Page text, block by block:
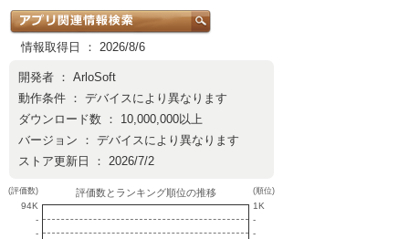
情報取得日 ： 2026/8/6
開発者 ： ArloSoft
動作条件 ： デバイスにより異なります
ダウンロード数 ： 10,000,000以上
バージョン ： デバイスにより異なります
ストア更新日 ： 2026/7/2
(評価数)
94K
-
-
評価数とランキング順位の推移 (順位)
1K
-
-